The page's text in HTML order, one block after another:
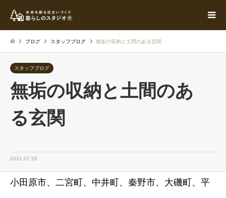
ブログ スタッフブログ 無垢の収納と土間のある玄関
スタッフブログ
無垢の収納と土間のあ
る玄関
2021.07.26
小田原市、二宮町、中井町、秦野市、大磯町、平